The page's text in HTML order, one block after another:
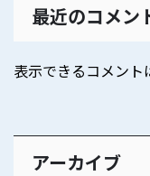
最近のコメン
表示できるコメント
アーカイブ